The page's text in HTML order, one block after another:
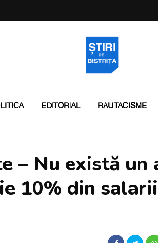
EDITORIAL RAUTACISME
– Nu există un
10% din